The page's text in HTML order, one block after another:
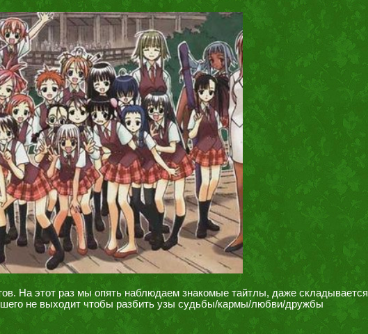
На этот раз мы опять наблюдаем знакомые тайтлы, даже складывается
не выходит чтобы разбить узы судьбы/кармы/любви/дружбы